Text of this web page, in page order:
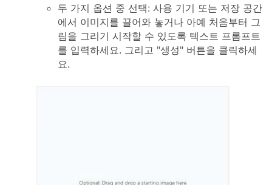
두 가지 옵션 중 선택: 사용 기기 또는 저장 공간
에서 이미지를 끌어와 놓거나 아예 처음부터 그
림을 그리기 시작할 수 있도록 텍스트 프롬프트
를 입력하세요. 그리고 "생성" 버튼을 클릭하세
요.